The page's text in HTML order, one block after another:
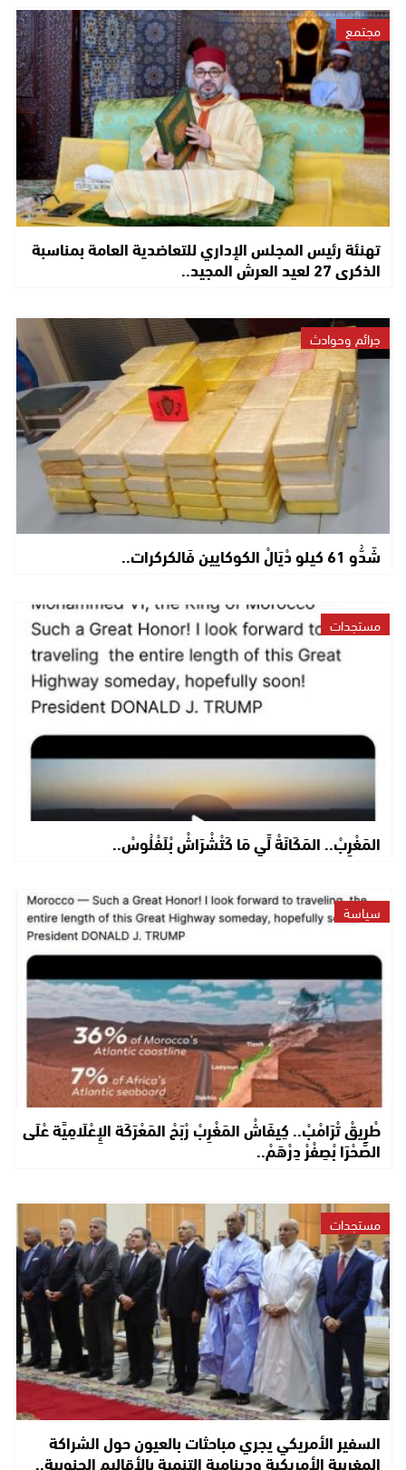
مجتمع
تهنئة رئيس المجلس الإداري للتعاضدية العامة بمناسبة
الذكرى 27 لعيد العرش المجيد..
جرائم وحوادث
شَدُّو 61 كيلو دْيَالْ الكوكايين فَالكركرات..
مستجدات
المَغْرِبْ.. المَكَانَةْ لِّي مَا كَتْشْرَاشْ بْلَفْلُوسْ..
سياسة
طْرِيقْ تْرَامْبْ.. كِيفَاشْ المَغْرِبْ رْبَحْ المَعْرَكَة الإِعْلَامِيَّة عْلَى
الصَّحْرَا بْصِفْرْ دِرْهَمْ..
مستجدات
السفير الأمريكي يجري مباحثات بالعيون حول الشراكة
المغربية الأمريكية ودينامية التنمية بالأقاليم الجنوبية..